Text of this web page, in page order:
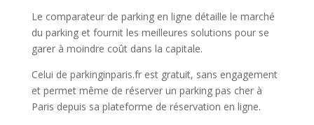
Le comparateur de parking en ligne détaille le marché
du parking et fournit les meilleures solutions pour se
garer à moindre coût dans la capitale.
Celui de parkinginparis.fr est gratuit, sans engagement
et permet même de réserver un parking pas cher à
Paris depuis sa plateforme de réservation en ligne.